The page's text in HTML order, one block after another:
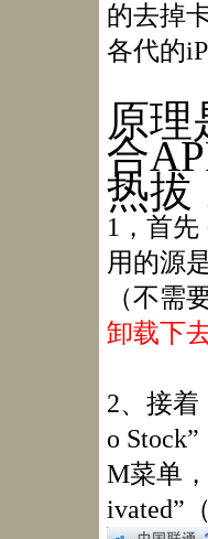
的去掉
各代的
原理
合
热拔
1，首
用的源
（不需
卸载下
2、接着
o
M菜单
ivated”